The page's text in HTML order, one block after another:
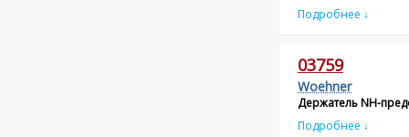
Подробнее ↓
03759
Woehner
Держатель NH-
Подробнее ↓